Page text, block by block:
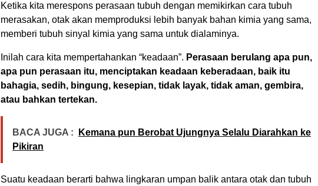
Ketika kita merespons perasaan tubuh dengan memikirkan cara tubuh
merasakan, otak akan memproduksi lebih banyak bahan kimia yang sama,
memberi tubuh sinyal kimia yang sama untuk dialaminya.
Inilah cara kita mempertahankan “keadaan”. Perasaan berulang apa pun,
apa pun perasaan itu, menciptakan keadaan keberadaan, baik itu
bahagia, sedih, bingung, kesepian, tidak layak, tidak aman, gembira,
atau bahkan tertekan.
BACA JUGA :
Kemana pun Berobat Ujungnya Selalu Diarahkan ke
Pikiran
Suatu keadaan berarti bahwa lingkaran umpan balik antara otak dan tubuh